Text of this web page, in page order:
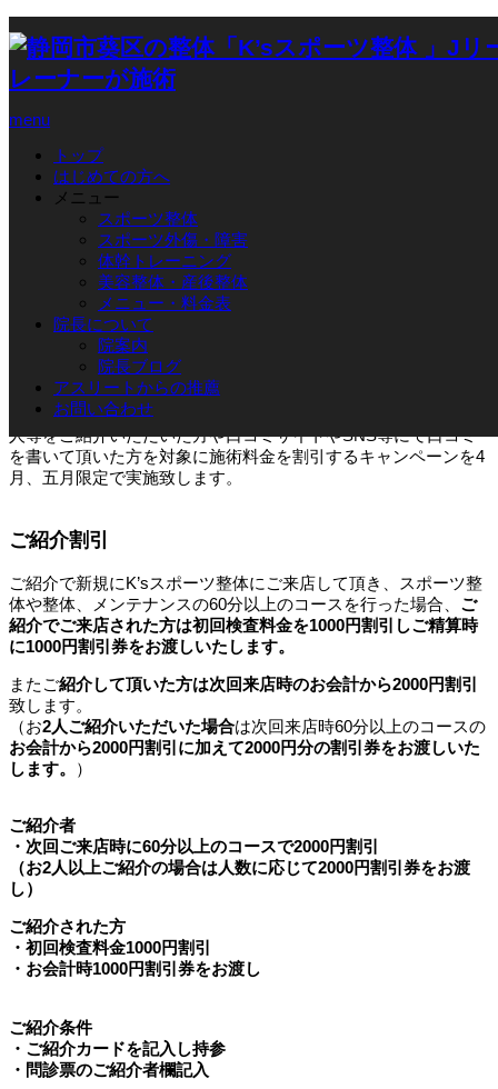
menu
トップ
はじめての方へ
メニュー
スポーツ整体
スポーツ外傷・障害
体幹トレーニング
美容整体・産後整体
メニュー・料金表
院長について
院案内
院長ブログ
アスリートからの推薦
お問い合わせ
ブログ
イベント , お客様の声(口コミ)
ご紹介割引キャンペーン
2020.04.11
ご紹介割引キャンペーン
K’sスポーツ整体ではスポーツ障害や肩こり、腰痛、五十肩など
の痛みにお困りの方など多くの方に知って頂く為に、新たに知
人等をご紹介いただいた方や口コミサイトやSNS等にて口コミ
を書いて頂いた方を対象に施術料金を割引するキャンペーンを4
月、五月限定で実施致します。
ご紹介割引
ご紹介で新規にK’sスポーツ整体にご来店して頂き、スポーツ整
体や整体、メンテナンスの60分以上のコースを行った場合、 ご
紹介でご来店された方は初回検査料金を1000円割引しご精算時
に1000円割引券をお渡しいたします。
またご紹介して頂いた方は次回来店時のお会計から2000円割引
致します。
（お2人ご紹介いただいた場合は次回来店時60分以上のコースの
お会計から2000円割引に加えて2000円分の割引券をお渡しいた
します。
）
ご紹介者
・次回ご来店時に60分以上のコースで2000円割引
（お2人以上ご紹介の場合は人数に応じて2000円割引券をお渡
し）
ご紹介された方
・初回検査料金1000円割引
・お会計時1000円割引券をお渡し
ご紹介条件
・ご紹介カードを記入し持参
・問診票のご紹介者欄記入